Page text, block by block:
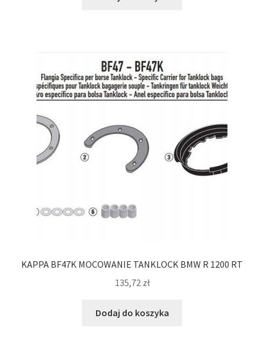
KAPPA BF47K MOCOWANIE TANKLOCK BMW R 1200 RT
135,72 zł
Dodaj do koszyka